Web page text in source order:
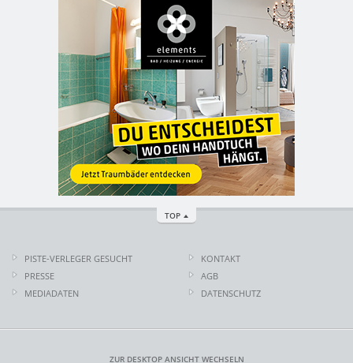
TOP
PISTE-VERLEGER GESUCHT
PRESSE
MEDIADATEN
KONTAKT
AGB
DATENSCHUTZ
ZUR DESKTOP ANSICHT WECHSELN